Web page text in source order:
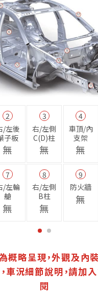
2
/左後
子板
無
3
右/左側
C(D)柱
無
4
車頂/內
支架
無
7
/左輪
艙
無
8
右/左側
B柱
無
9
防火牆
無
概略呈現，外觀及內
車況細節說明，請加
閱